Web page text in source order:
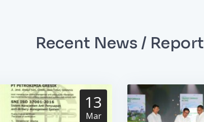
Recent News / Report
13
Mar